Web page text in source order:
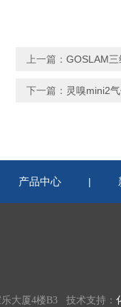
上一篇： GOSLAM
下一篇： 灵嗅mini2
产品中心 |
大厦4楼B3 技术支持：